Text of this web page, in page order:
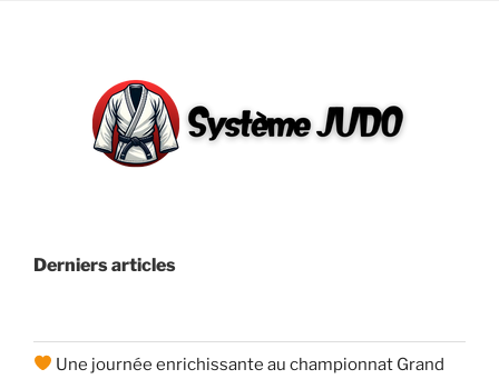
Derniers articles
Une journée enrichissante au championnat Grand